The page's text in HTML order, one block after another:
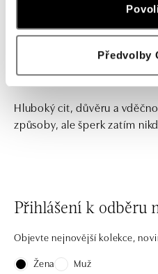
Předvolby
Hluboký cit, důvěru a
způsoby, ale šperk zatím
Přihlášení k odběru
Objevte nejnovější kolekce,
Žena
Muž